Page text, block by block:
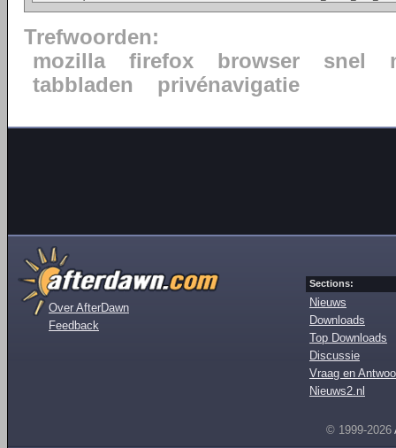
Trefwoorden:
mozilla
firefox browser snel
tabbladen
privénavigatie
Over AfterDawn
Feedback
Sections:
Nieuws
Downloads
Top Downloads
Discussie
Vraag en
Nieuws2.nl
© 1999-2026